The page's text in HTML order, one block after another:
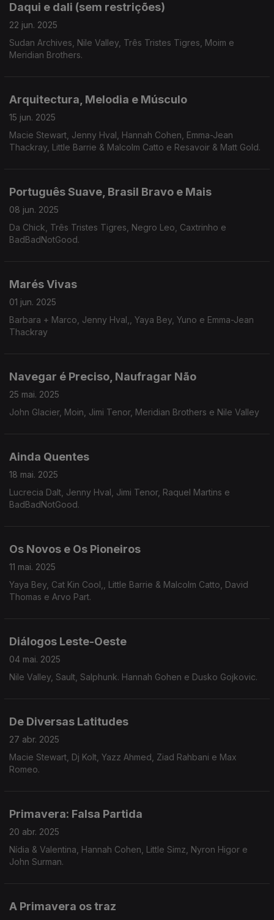
Daqui e dali (sem restrições)
22 jun. 2025
Sudan Archives, Nile Valley, Três Tristes Tigres, Moim e
Meridian Brothers.
Arquitectura, Melodia e Músculo
15 jun. 2025
Macie Stewart, Jenny Hval, Hannah Cohen, Emma-Jean
Thackray, Little Barrie & Malcolm Catto e Resavoir & Matt Gold.
Português Suave, Brasil Bravo e Mais
08 jun. 2025
Da Chick, Três Tristes Tigres, Negro Leo, Caxtrinho e
BadBadNotGood.
Marés Vivas
01 jun. 2025
Barbara + Marco, Jenny Hval,, Yaya Bey, Yuno e Emma-Jean
Thackray
Navegar é Preciso, Naufragar Não
25 mai. 2025
John Glacier, Moin, Jimi Tenor, Meridian Brothers e Nile Valley
Ainda Quentes
18 mai. 2025
Lucrecia Dalt, Jenny Hval, Jimi Tenor, Raquel Martins e
BadBadNotGood.
Os Novos e Os Pioneiros
11 mai. 2025
Yaya Bey, Cat Kin Cool,, Little Barrie & Malcolm Catto, David
Thomas e Arvo Part.
Diálogos Leste-Oeste
04 mai. 2025
Nile Valley, Sault, Salphunk. Hannah Gohen e Dusko Gojkovic.
De Diversas Latitudes
27 abr. 2025
Macie Stewart, Dj Kolt, Yazz Ahmed, Ziad Rahbani e Max
Romeo.
Primavera: Falsa Partida
20 abr. 2025
Nídia & Valentina, Hannah Cohen, Little Simz, Nyron Higor e
John Surman.
A Primavera os traz